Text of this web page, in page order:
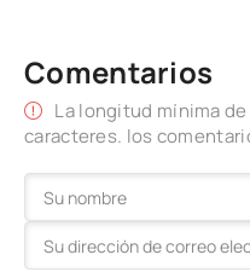
Comentarios
La longitud mínima
caracteres. los